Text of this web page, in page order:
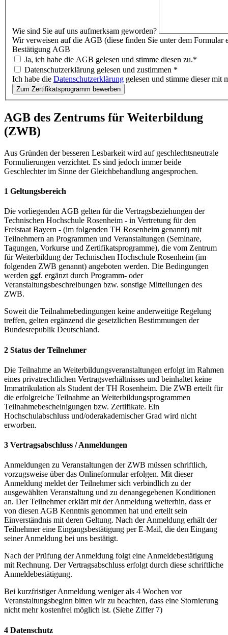
Wie sind Sie auf uns aufmerksam geworden?
Wir verweisen auf die AGB (diese finden Sie unter dem Formular
Bestätigung AGB
Ja, ich habe die AGB gelesen und stimme diesen zu.*
Datenschutzerklärung gelesen und zustimmen *
Ich habe die Datenschutzerklärung gelesen und stimme dieser mit
Zum Zertifikatsprogramm bewerben
AGB des Zentrums für Weiterbildung
(ZWB)
Aus Gründen der besseren Lesbarkeit wird auf geschlechtsneutrale
Formulierungen verzichtet. Es sind jedoch immer beide
Geschlechter im Sinne der Gleichbehandlung angesprochen.
1 Geltungsbereich
Die vorliegenden AGB gelten für die Vertragsbeziehungen der
Technischen Hochschule Rosenheim - in Vertretung für den
Freistaat Bayern - (im folgenden TH Rosenheim genannt) mit
Teilnehmern an Programmen und Veranstaltungen (Seminare,
Tagungen, Vorkurse und Zertifikatsprogramme), die vom Zentrum
für Weiterbildung der Technischen Hochschule Rosenheim (im
folgenden ZWB genannt) angeboten werden. Die Bedingungen
werden ggf. ergänzt durch Programm- oder
Veranstaltungsbeschreibungen bzw. sonstige Mitteilungen des
ZWB.
Soweit die Teilnahmebedingungen keine anderweitige Regelung
treffen, gelten ergänzend die gesetzlichen Bestimmungen der
Bundesrepublik Deutschland.
2 Status der Teilnehmer
Die Teilnahme an Weiterbildungsveranstaltungen erfolgt im Rahmen
eines privatrechtlichen Vertragsverhältnisses und beinhaltet keine
Immatrikulation als Student der TH Rosenheim. Die ZWB erteilt für
die erfolgreiche Teilnahme an Weiterbildungsprogrammen
Teilnahmebescheinigungen bzw. Zertifikate. Ein
Hochschulabschluss und/oderakademischer Grad wird nicht
erworben.
3 Vertragsabschluss / Anmeldungen
Anmeldungen zu Veranstaltungen der ZWB müssen schriftlich,
vorzugsweise über das Onlineformular erfolgen. Mit dieser
Anmeldung meldet der Teilnehmer sich verbindlich zu der
ausgewählten Veranstaltung und zu denangegebenen Konditionen
an. Der Teilnehmer erklärt mit der Anmeldung weiterhin, dass er
von diesen AGB Kenntnis genommen hat und erteilt sein
Einverständnis mit deren Geltung. Nach der Anmeldung erhält der
Teilnehmer eine Eingangsbestätigung per E-Mail, die den Eingang
seiner Anmeldung bei uns bestätigt.
Nach der Prüfung der Anmeldung folgt eine Anmeldebestätigung
mit Rechnung. Der Vertragsabschluss erfolgt durch diese schriftliche
Anmeldebestätigung.
Bei kurzfristiger Anmeldung weniger als 4 Wochen vor
Veranstaltungsbeginn bitten wir zu beachten, dass eine Stornierung
nicht mehr kostenfrei möglich ist. (Siehe Ziffer 7)
4 Datenschutz